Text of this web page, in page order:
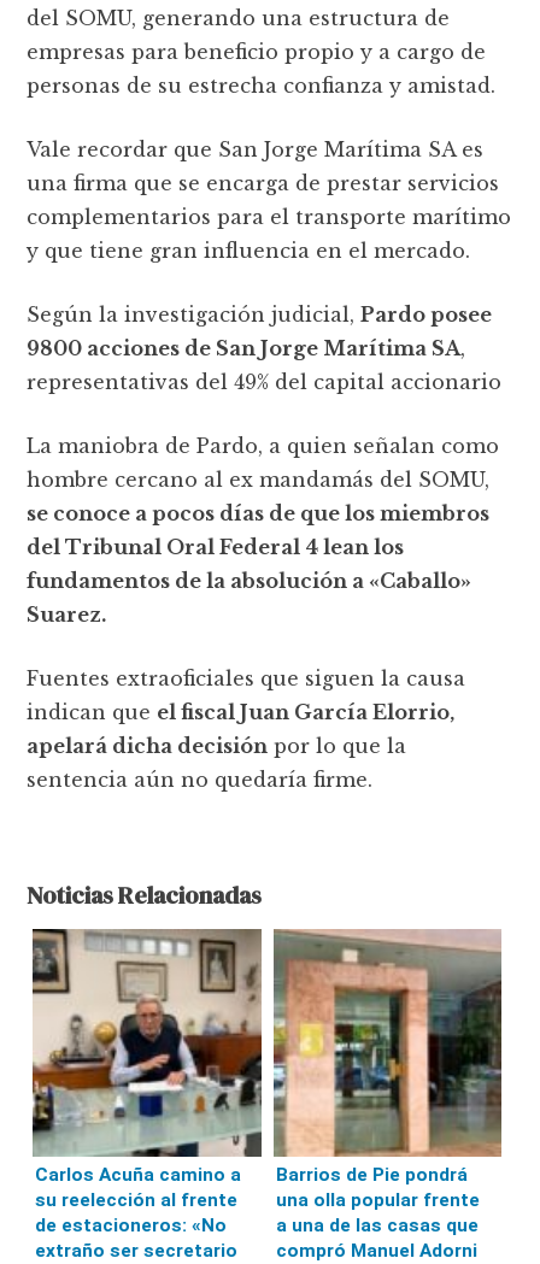
del SOMU, generando una estructura de
empresas para beneficio propio y a cargo de
personas de su estrecha confianza y amistad.
Vale recordar que San Jorge Marítima SA es
una firma que se encarga de prestar servicios
complementarios para el transporte marítimo
y que tiene gran influencia en el mercado.
Según la investigación judicial,Pardo posee
9800 acciones de San Jorge Marítima SA,
representativas del 49% del capital accionario
La maniobra de Pardo, a quien señalan como
hombre cercano al ex mandamás del SOMU,
se conoce a pocos días de que los miembros
del Tribunal Oral Federal 4 lean los
fundamentos de la absolución a «Caballo»
Suarez.
Fuentes extraoficiales que siguen la causa
indican que el fiscal Juan García Elorrio,
apelará dicha decisión por lo que la
sentencia aún no quedaría firme.
Noticias Relacionadas
Carlos Acuña camino a
su reelección al frente
de estacioneros: «No
extraño ser secretario
Barrios de Pie pondrá
una olla popular frente
a una de las casas que
compró Manuel Adorni